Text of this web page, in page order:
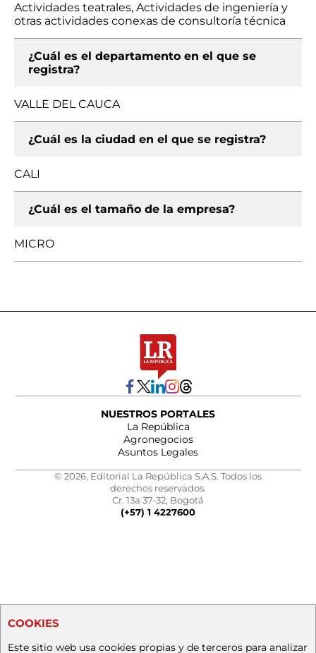
Actividades teatrales, Actividades de ingeniería y
otras actividades conexas de consultoría técnica
¿Cuál es el departamento en el que se
registra?
VALLE DEL CAUCA
¿Cuál es la ciudad en el que se registra?
CALI
¿Cuál es el tamaño de la empresa?
MICRO
NUESTROS PORTALES
La República
Agronegocios
Asuntos Legales
© 2026, Editorial La República S.A.S. Todos los
derechos reservados.
Cr. 13a 37-32, Bogotá
(+57) 1 4227600
COOKIES
Este sitio web usa cookies propias y de terceros para analizar